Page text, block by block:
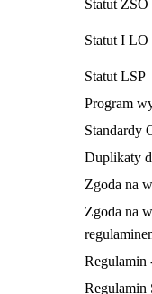
Statut ZSO
Statut I LO
Statut LSP
Program
Standardy
Duplikaty
Zgoda na
Zgoda na
Regulamin
Regulamin